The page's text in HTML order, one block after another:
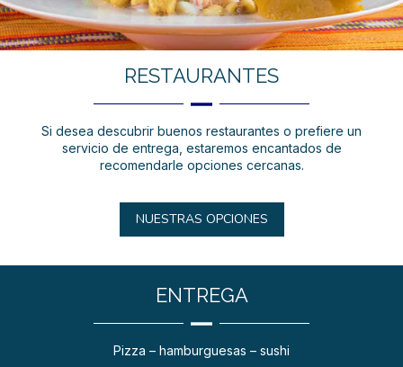
RESTAURANTES
Si desea descubrir buenos restaurantes o prefiere un
servicio de entrega, estaremos encantados de
recomendarle opciones cercanas.
NUESTRAS OPCIONES
ENTREGA
Pizza – hamburguesas – sushi